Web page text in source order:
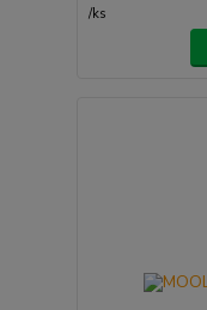
/ks